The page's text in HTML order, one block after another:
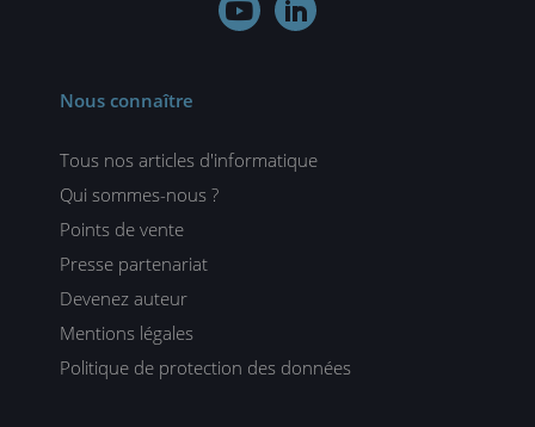
 
Nous connaître
Tous nos articles d'informatique
Qui sommes-nous ?
Points de vente
Presse partenariat
Devenez auteur
Mentions légales
Politique de protection des données